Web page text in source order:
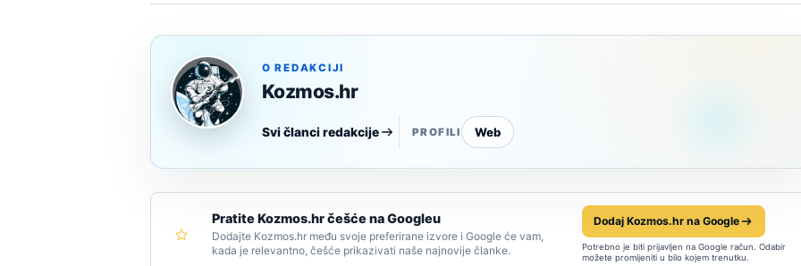
O REDAKCIJI
Kozmos.hr
Svi članci redakcije PROFILI Web
Pratite Kozmos.hr češće na Googleu
Dodajte Kozmos.hr među svoje preferirane izvore i Google će vam,
kada je relevantno, češće prikazivati naše najnovije članke.
Dodaj Kozmos.hr na Google
Potrebno je biti prijavljen na Google račun. Odabir
možete promijeniti u bilo kojem trenutku.